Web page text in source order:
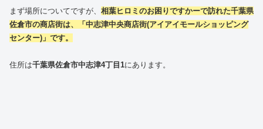
まず場所についてですが、 相葉ヒロミのお困りですかーで訪れた千葉県
佐倉市の商店街は、「中志津中央商店街(アイアイモールショッピング
センター)」です。
住所は千葉県佐倉市中志津4丁目1にあります。